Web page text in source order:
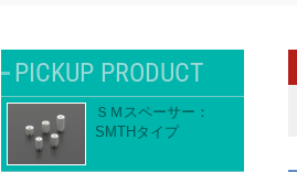
PICKUP PRODUCT
ＳＭスペーサー：
SMTHタイプ